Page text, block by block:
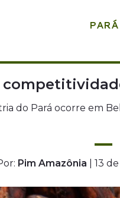
PARÁ
do Pará ocorre em
Pim Amazônia | 13